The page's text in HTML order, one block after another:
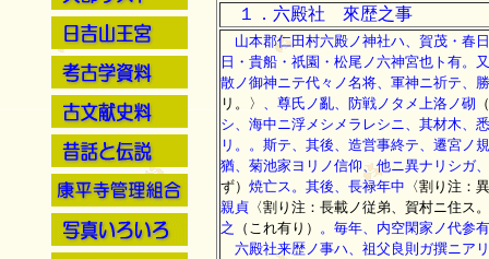
１．六殿社 來歴之事
山本郡仁田村六殿ノ神社ハ、賀茂・春
日・貴船・祇園・松尾ノ六神宮也ト有。
散ノ御神ニテ代々ノ名将、軍神ニ祈テ、
リ。〉
、尊氏ノ亂、防戦ノタメ上洛ノ砌
シ、海中ニ浮メシメラレシニ、其材木、
リ。。斯テ、其後、造営事終テ、遷宮ノ
猶、菊池家ヨリノ信仰、他ニ異ナリシガ
ず） 焼亡ス。其後、長禄年中 〈割り注：
親貞 〈割り注：長載ノ従弟、賀村ニ住ス
之
（これ有り）
。毎年、内空閑家ノ代参
六殿社来歴ノ事ハ、祖父良則ガ撰ニア